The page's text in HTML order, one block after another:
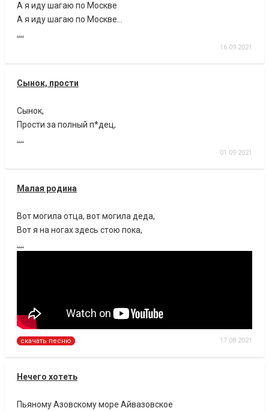
А я иду шагаю по Москве
А я иду шагаю по Москве…
16.09.2021
Сынок, прости
Сынок,
Прости за полный п*дец,
01.09.2021
Малая родина
Вот могила отца, вот могила деда,
Вот я на ногах здесь стою пока,
скачать песню 17.08.2021
Нечего хотеть
Пьяному Азовскому море Айвазовское